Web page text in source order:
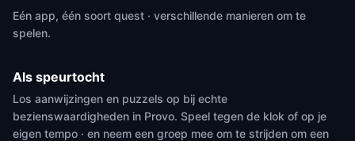
Eén app, één soort quest · verschillende manieren om te
spelen.
Als speurtocht
Los aanwijzingen en puzzels op bij echte
bezienswaardigheden in Provo. Speel tegen de klok of op je
eigen tempo · en neem een groep mee om te strijden om een